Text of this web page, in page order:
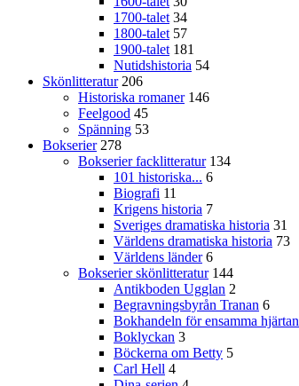
1700-talet 34
1800-talet 57
1900-talet 181
Nutidshistoria 54
Skönlitteratur 206
Historiska romaner 146
Feelgood 45
Spänning 53
Bokserier 278
Bokserier facklitteratur 134
101 historiska... 6
Biografi 11
Krigens historia 7
Sveriges dramatiska historia 31
Världens dramatiska historia 73
Världens länder 6
Bokserier skönlitteratur 144
Antikboden Ugglan 2
Begravningsbyrån Tranan 6
Bokhandeln för ensamma hjärtan
Boklyckan 3
Böckerna om Betty 5
Carl Hell 4